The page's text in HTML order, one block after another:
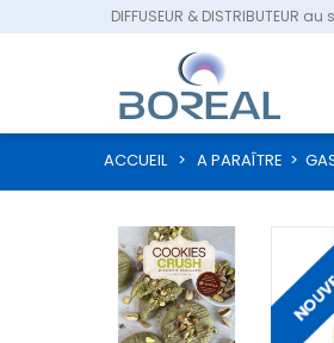
DIFFUSEUR &
ACCUEIL > A PARAÎTRE >